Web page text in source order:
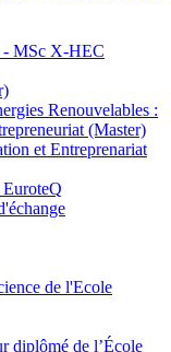
- MSc X-HEC
Renouvelables :
(Master)
et Entreprenariat
de l'Ecole
diplômé de l’École